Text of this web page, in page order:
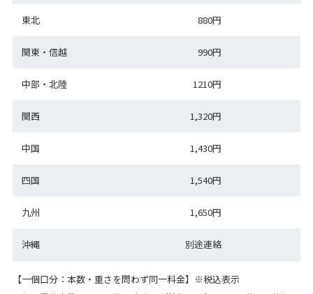
東北 880円
関東・信越 990円
中部・北陸 1210円
関西 1,320円
中国 1,430円
四国 1,540円
九州 1,650円
沖縄 別途連絡
【一個口分：本数・重さを問わず同一料金】※税込表示